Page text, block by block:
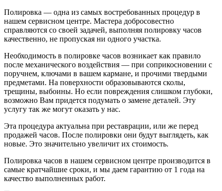
Полировка — одна из самых востребованных процедур в
нашем сервисном центре. Мастера добросовестно
справляются со своей задачей, выполняя полировку часов
качественно, не пропуская ни одного участка.
Необходимость в полировке часов возникает как правило
после механического воздействия — при соприкосновении с
поручнем, ключами в вашем кармане, и прочими твердыми
предметами. На поверхности образовываются сколы,
трещины, выбоины. Но если повреждения слишком глубоки,
возможно Вам придется подумать о замене деталей. Эту
услугу так же могут оказать у нас.
Эта процедура актуальна при реставрации, или же перед
продажей часов. После полировки они будут выглядеть, как
новые. Это значительно увеличит их стоимость.
Полировка часов в нашем сервисном центре производится в
самые кратчайшие сроки, и мы даем гарантию от 1 года на
качество выполненных работ.